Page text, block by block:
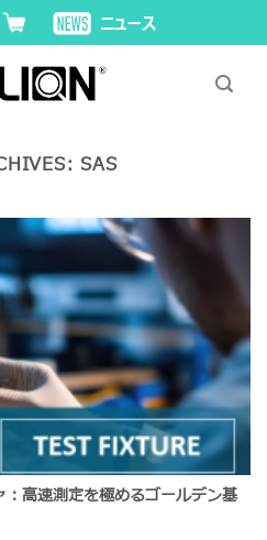
SAS
高速測定を極めるゴールデン基